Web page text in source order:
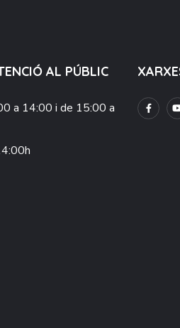
AL PÚBLIC
a 14:00 i de 15:00 a